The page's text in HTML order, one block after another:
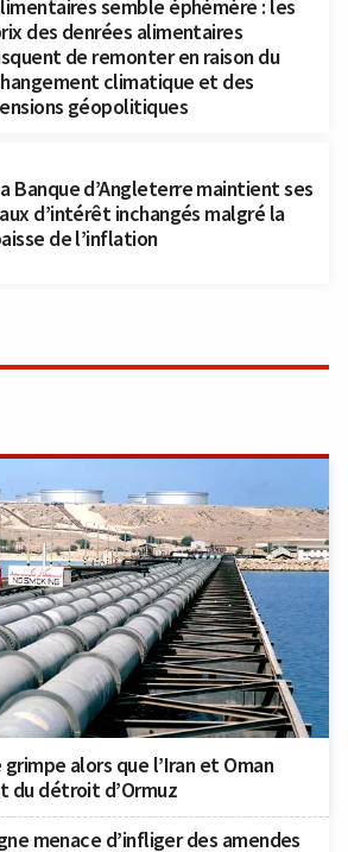
semble éphémère : les
des denrées alimentaires
de remonter en raison du
climatique et des
géopolitiques
Banque d’Angleterre maintient ses
d’intérêt inchangés malgré la
de l’inflation
alors que l’Iran et Oman
du détroit d’Ormuz
menace d’infliger des amendes